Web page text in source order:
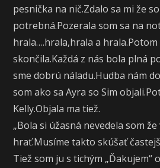
pesnička na nič.Zdalo sa mi že
potrebná.Pozerala som sa na
hrala….hrala,hrala a hrala.Potom
skončila.Každá z nás bola plná
sme dobrú náladu.Hudba nám
som ako sa Ayra so Sim
Kelly.Objala ma tiež.
„Bola si úžasná nevedela som
hrať.Musíme takto skúšať
Tiež som ju s tichým „Ďakujem“